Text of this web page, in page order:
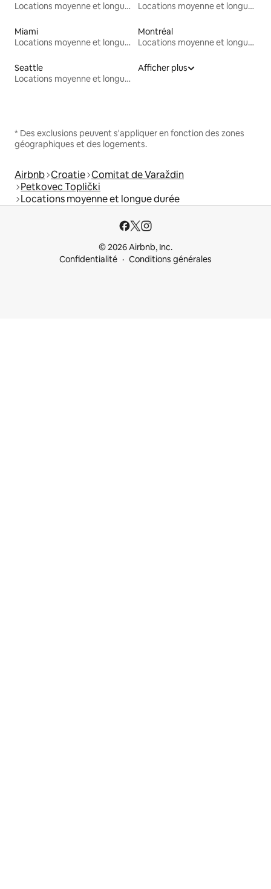
Locations moyenne et longue durée
Locations moyenne et longue durée
Miami
Locations moyenne et longue durée
Montréal
Locations moyenne et longue durée
Seattle
Locations moyenne et longue durée
Afficher plus
* Des exclusions peuvent s'appliquer en fonction des zones
géographiques et des logements.
Airbnb Croatie Comitat de Varaždin
Petkovec Toplički
Locations moyenne et longue durée
© 2026 Airbnb, Inc.
Confidentialité
Conditions générales